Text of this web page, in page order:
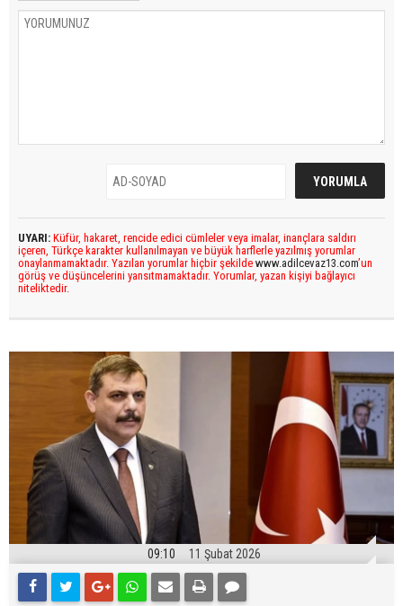
UYARI: Küfür, hakaret, rencide edici cümleler veya imalar, inançlara saldırı
içeren, Türkçe karakter kullanılmayan ve büyük harflerle yazılmış yorumlar
onaylanmamaktadır. Yazılan yorumlar hiçbir şekilde www.adilcevaz13.com’un
görüş ve düşüncelerini yansıtmamaktadır. Yorumlar, yazan kişiyi bağlayıcı
niteliktedir.
09:10 11 Şubat 2026